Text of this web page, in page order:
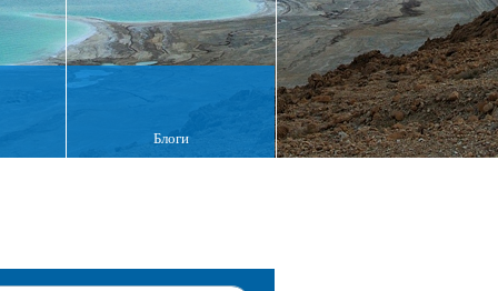
Блоги